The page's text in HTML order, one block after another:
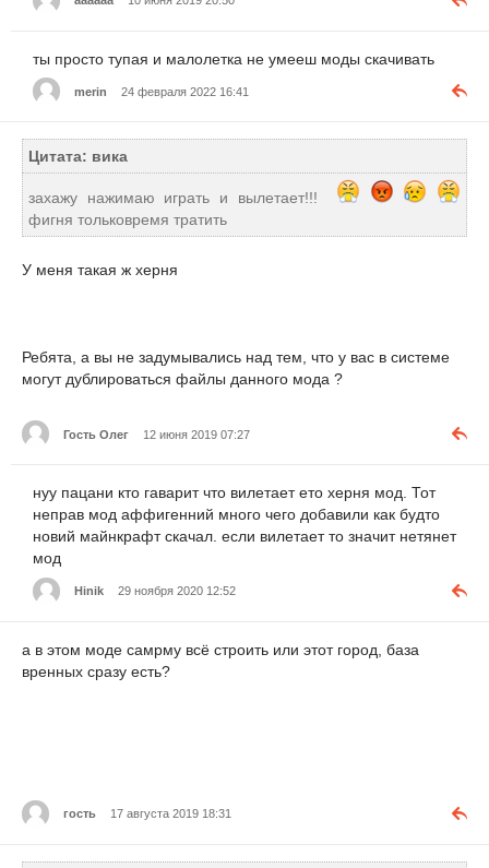
ты просто тупая и малолетка не умееш моды скачивать
merin 24 февраля 2022 16:41
Цитата: вика
захажу нажимаю играть и вылетает!!!
фигня тольковремя тратить
У меня такая ж херня
Ребята, а вы не задумывались над тем, что у вас в системе
могут дублироваться файлы данного мода ?
Гость Олег 12 июня 2019 07:27
нуу пацани кто гаварит что вилетает ето херня мод. Тот
неправ мод аффигенний много чего добавили как будто
новий майнкрафт скачал. если вилетает то значит нетянет
мод
Hinik 29 ноября 2020 12:52
а в этом моде самрму всё строить или этот город, база
вренных сразу есть?
гость 17 августа 2019 18:31